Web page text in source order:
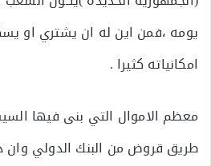
يومه ،فمن اين له ان يشتري او
امكانياته كثيرا .
معظم الاموال التي بنى فيها
طريق قروض من البنك الدولي وان